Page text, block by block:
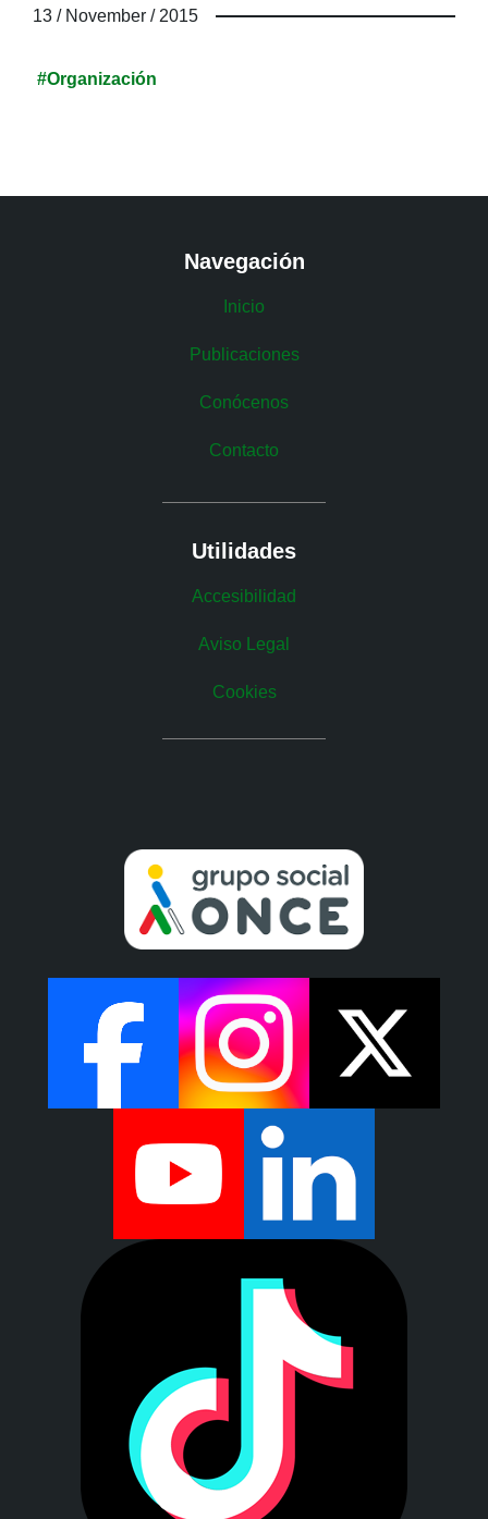
única que suma dos de las características que han
durante muchos años: la ilusión y la unión. Así nació
ILUNION.
13 / November / 2015
#Organización
Navegación
Inicio
Publicaciones
Conócenos
Contacto
Utilidades
Accesibilidad
Aviso Legal
Cookies